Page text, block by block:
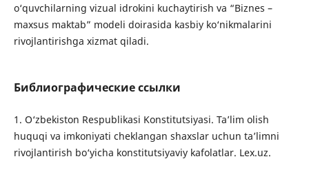
o‘quvchilarning vizual idrokini kuchaytirish va “Biznes –
maxsus maktab” modeli doirasida kasbiy ko‘nikmalarini
rivojlantirishga xizmat qiladi.
Библиографические ссылки
1. O‘zbekiston Respublikasi Konstitutsiyasi. Ta’lim olish
huquqi va imkoniyati cheklangan shaxslar uchun ta’limni
rivojlantirish bo‘yicha konstitutsiyaviy kafolatlar. Lex.uz.